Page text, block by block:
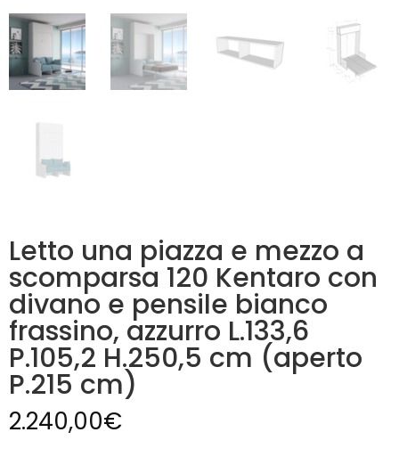
Letto una piazza e mezzo a
scomparsa 120 Kentaro con
divano e pensile bianco
frassino, azzurro L.133,6
P.105,2 H.250,5 cm (aperto
P.215 cm)
2.240,00€